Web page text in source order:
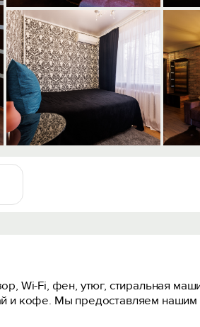
Wi-Fi, фен, утюг, стиральная
и кофе. Мы предоставляем нашим